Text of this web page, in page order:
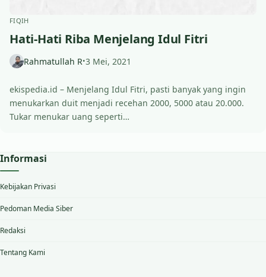
FIQIH
Hati-Hati Riba Menjelang Idul Fitri
Rahmatullah R•3 Mei, 2021
ekispedia.id – Menjelang Idul Fitri, pasti banyak yang ingin
menukarkan duit menjadi recehan 2000, 5000 atau 20.000.
Tukar menukar uang seperti…
Informasi
Kebijakan Privasi
Pedoman Media Siber
Redaksi
Tentang Kami